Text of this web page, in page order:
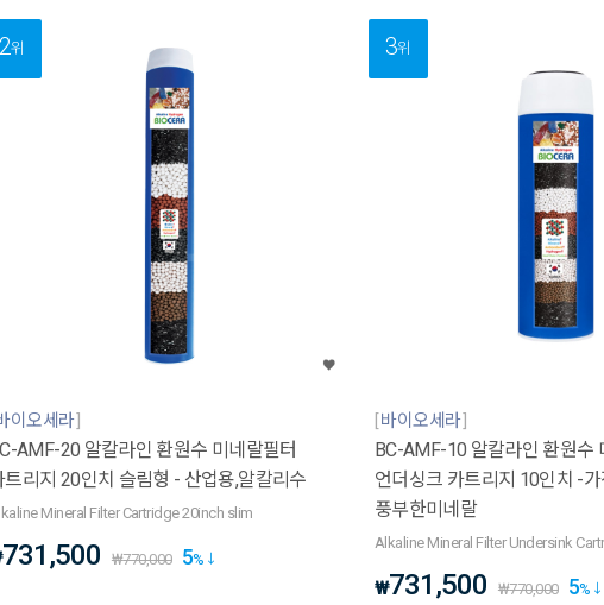
2위
이오세라
AMF-20 알칼라인 환원수 미네랄필터
트리지 20인치 슬림형 - 산업용,알칼리수
Mineral Filter Cartridge 20inch slim
731,500 ₩770,000 5%
3위
바이오세라
BC-AMF-10 알칼라인 환원수
언더싱크 카트리지 10인치 -가
풍부한미네랄
Alkaline Mineral Filter Undersink
₩731,500 ₩770,000 5%